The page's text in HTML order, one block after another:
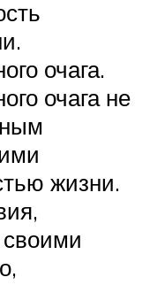
очага.
очага не
жизни.